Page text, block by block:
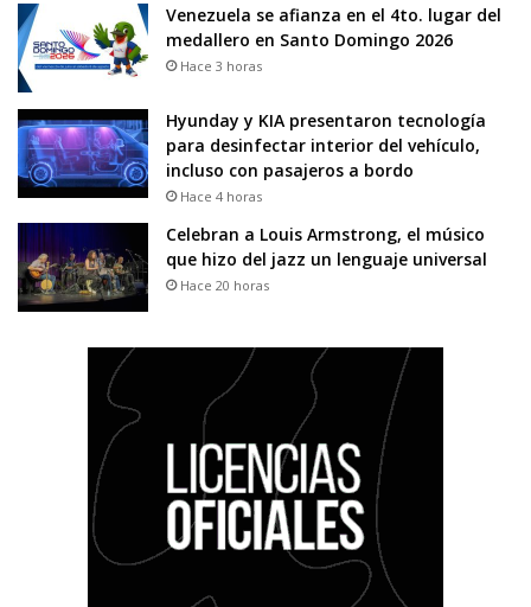
Venezuela se afianza en el 4to. lugar del
medallero en Santo Domingo 2026
Hace 3 horas
Hyunday y KIA presentaron tecnología
para desinfectar interior del vehículo,
incluso con pasajeros a bordo
Hace 4 horas
Celebran a Louis Armstrong, el músico
que hizo del jazz un lenguaje universal
Hace 20 horas